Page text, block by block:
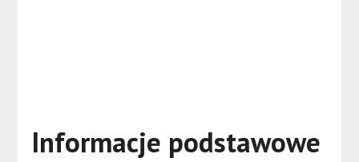
Informacje podstawowe